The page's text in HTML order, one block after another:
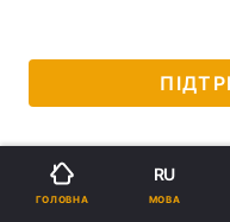
ГОЛОВНА
RU
МОВА